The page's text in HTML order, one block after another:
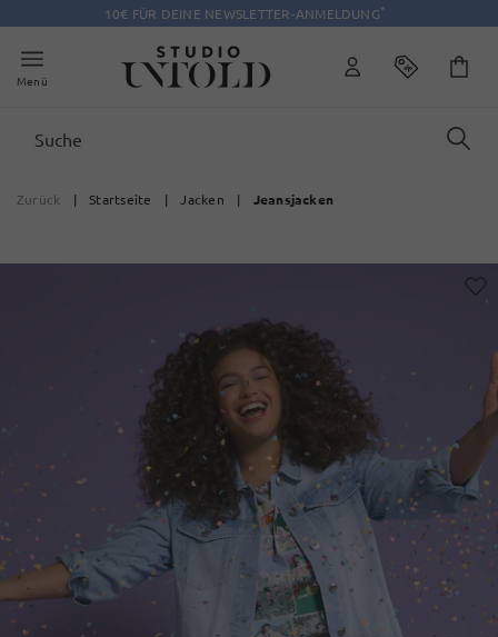
10€ FÜR DEINE NEWSLETTER-ANMELDUNG*
Menü
Zurück | Startseite | Jacken | Jeansjacken